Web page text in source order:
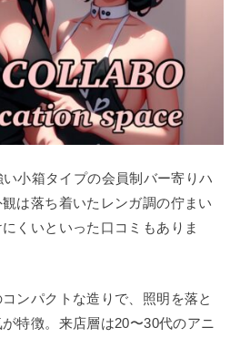
い小箱タイプの会員制バー寄りハ
は落ち着いたレンガ調の佇まい
くいといった口コミもありま
ンパクトな造りで、照明を落と
特徴。来店層は20〜30代のアニ